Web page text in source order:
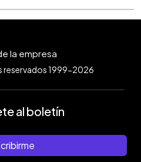
reservados 1999-2026
al boletín